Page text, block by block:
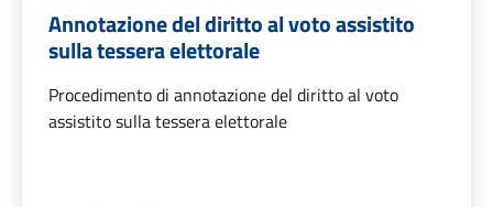
Annotazione del diritto al voto assistito
sulla tessera elettorale
Procedimento di annotazione del diritto al voto
assistito sulla tessera elettorale